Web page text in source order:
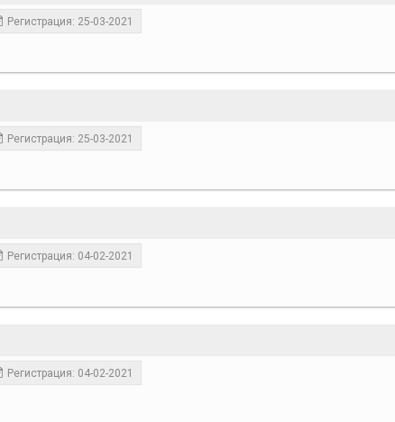
Регистрация: 25-03-2021
Регистрация: 25-03-2021
Регистрация: 04-02-2021
Регистрация: 04-02-2021